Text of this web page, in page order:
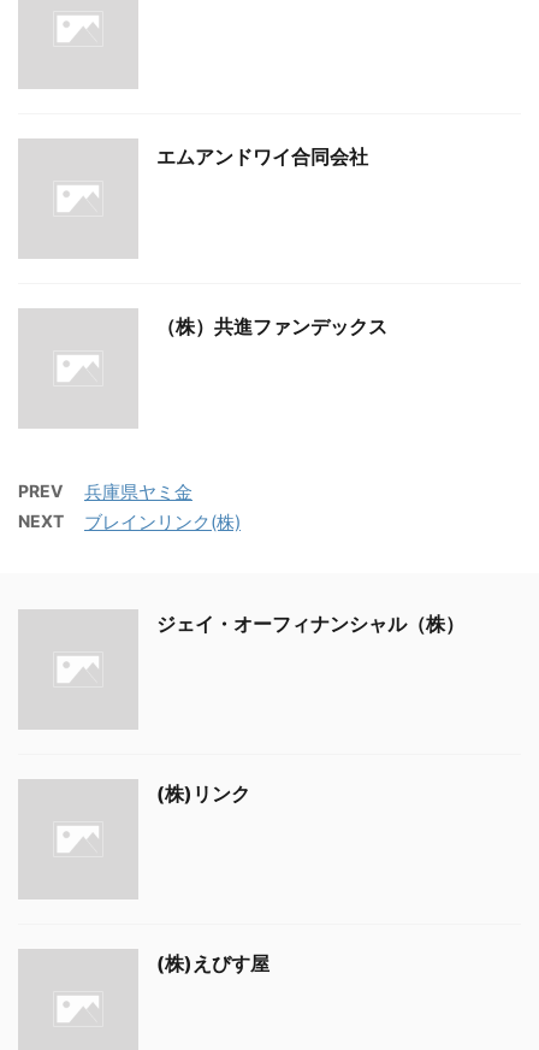
エムアンドワイ合同会社
（株）共進ファンデックス
PREV 兵庫県ヤミ金
NEXT ブレインリンク(株)
ジェイ・オーフィナンシャル（株）
(株)リンク
(株)えびす屋